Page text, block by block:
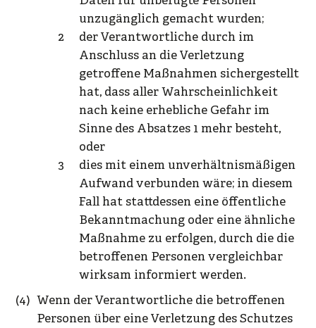
unzugänglich gemacht wurden;
der Verantwortliche durch im
Anschluss an die Verletzung
getroffene Maßnahmen sichergestellt
hat, dass aller Wahrscheinlichkeit
nach keine erhebliche Gefahr im
Sinne des Absatzes 1 mehr besteht,
oder
dies mit einem unverhältnismäßigen
Aufwand verbunden wäre; in diesem
Fall hat stattdessen eine öffentliche
Bekanntmachung oder eine ähnliche
Maßnahme zu erfolgen, durch die die
betroffenen Personen vergleichbar
wirksam informiert werden.
Wenn der Verantwortliche die betroffenen
Personen über eine Verletzung des Schutzes